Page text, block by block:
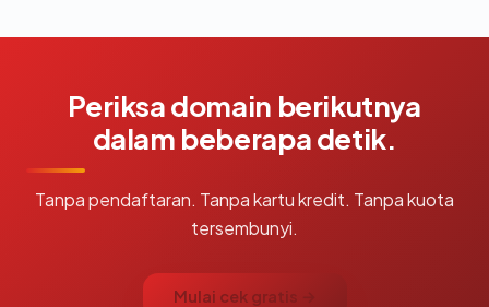
Periksa domain berikutnya
dalam beberapa detik.
Tanpa pendaftaran. Tanpa kartu kredit. Tanpa kuota
tersembunyi.
Mulai cek gratis →